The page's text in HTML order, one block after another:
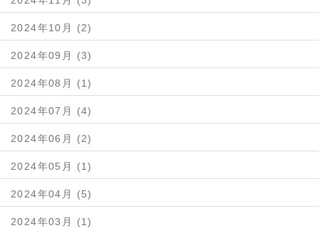
2024年10月 (2)
2024年09月 (3)
2024年08月 (1)
2024年07月 (4)
2024年06月 (2)
2024年05月 (1)
2024年04月 (5)
2024年03月 (1)